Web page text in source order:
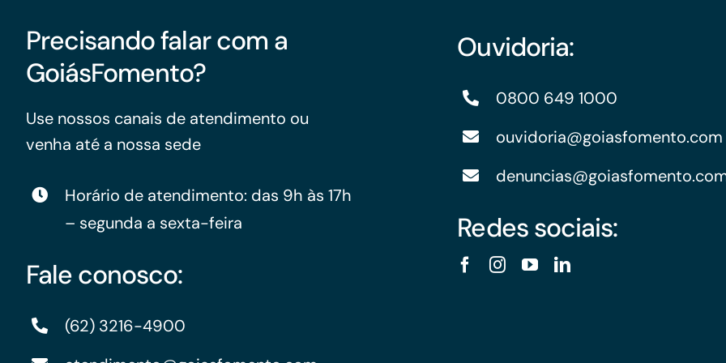
Precisando falar com a
GoiásFomento?
Use nossos canais de atendimento ou
venha até a nossa sede
Horário de atendimento: das 9h às 17h
– segunda a sexta-feira
Fale conosco:
(62) 3216-4900
Ouvidoria:
0800 649 1000
ouvidoria@goiasfomento.com
Redes sociais: